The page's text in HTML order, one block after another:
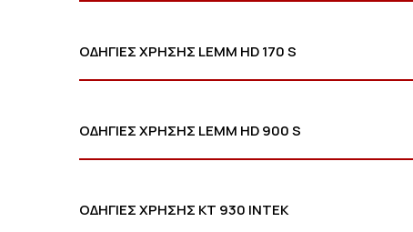
ΟΔΗΓΙΕΣ ΧΡΗΣΗΣ LEMM HD 170 S
ΟΔΗΓΙΕΣ ΧΡΗΣΗΣ LEMM HD 900 S
ΟΔΗΓΙΕΣ ΧΡΗΣΗΣ ΚΤ 930 ΙΝΤΕΚ